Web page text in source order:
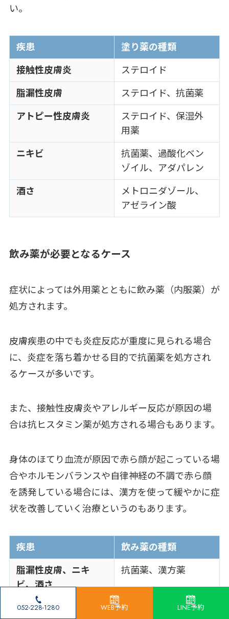
052-228-1280 WEB予約 LINE予約
い。
疾患
塗り薬の種類
接触性皮膚炎
ステロイド
脂漏性皮膚
ステロイド、抗菌薬
アトピー性皮膚炎
ステロイド、保湿外
用薬
ニキビ
抗菌薬、過酸化ベン
ゾイル、アダパレン
酒さ
メトロニダゾール、
アゼライン酸
飲み薬が必要となるケース
症状によっては外用薬とともに飲み薬（内服薬）が
処方されます。
皮膚疾患の中でも炎症反応が重度に見られる場合
に、炎症を落ち着かせる目的で抗菌薬を処方され
るケースが多いです。
また、接触性皮膚炎やアレルギー反応が原因の場
合は抗ヒスタミン薬が処方される場合もあります。
身体のほてり血流が原因で赤ら顔が起こっている場
合やホルモンバランスや自律神経の不調で赤ら顔
を誘発している場合には、漢方を使って緩やかに症
状を改善していく治療というのもあります。
疾患
飲み薬の種類
脂漏性皮膚、ニキ
ビ、酒さ
抗菌薬、漢方薬
接触性皮膚炎、アト
抗菌薬、抗ヒスタミ